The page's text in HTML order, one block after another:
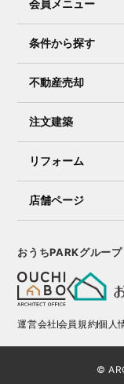
会員メニュー
条件から探す
不動産売却
注文建築
リフォーム
店舗ページ
おうちPARKグループ
運営会社会員規約個人
©